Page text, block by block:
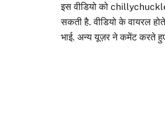
इस वीडियो को
सकती है. वीडियो के वायरल
भाई. अन्य यूज़र ने कमेंट करते हुए